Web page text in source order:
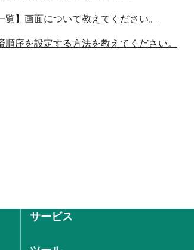
】画面について教えてください。
序を設定する方法を教えてください。
サービス